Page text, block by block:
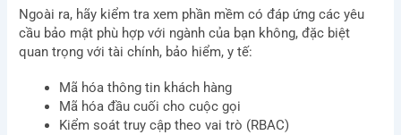
Ngoài ra, hãy kiểm tra xem phần mềm có đáp ứng các yêu
cầu bảo mật phù hợp với ngành của bạn không, đặc biệt
quan trọng với tài chính, bảo hiểm, y tế:
Mã hóa thông tin khách hàng
Mã hóa đầu cuối cho cuộc gọi
Kiểm soát truy cập theo vai trò (RBAC)